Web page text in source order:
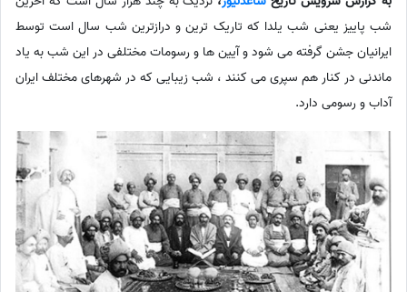
شب پاییز یعنی شب یلدا که تاریک ترین و درازترین شب سال است توسط
ایرانیان جشن گرفته می شود و آیین ها و رسومات مختلفی در این شب به یاد
ماندنی در کنار هم سپری می کنند ، شب زیبایی که در شهرهای مختلف ایران
آداب و رسومی دارد.